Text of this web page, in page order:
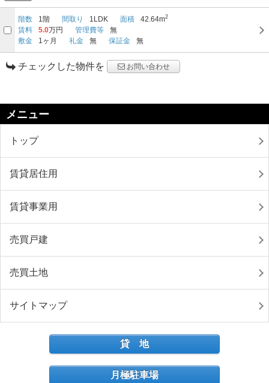
階数 1階 間取り 1LDK 面積 42.64m2
賃料 5.0万円 管理費等
無
敷金
1ヶ月 礼金 無 保証金 無
チェックした物件を お問い合わせ
メニュー
トップ
賃貸居住用
賃貸事業用
売買戸建
売買土地
サイトマップ
貸 地
月極駐車場